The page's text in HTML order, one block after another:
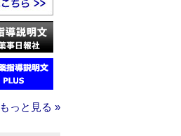
もっと見る »